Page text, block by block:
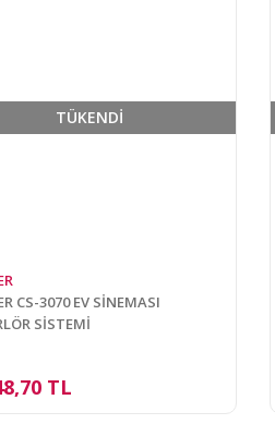
TÜKENDİ
CS-3070 EV SİNEMASI
SİSTEMİ
TL